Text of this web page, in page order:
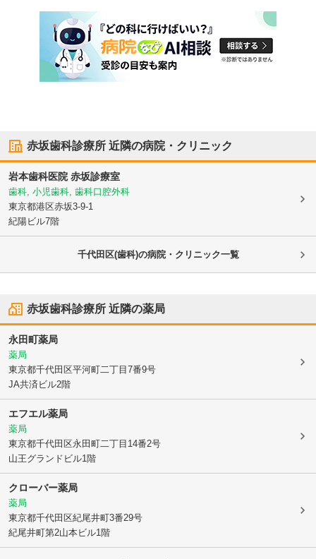
赤坂歯科診療所 近隣の病院・クリニック
岩本歯科医院 赤坂診療室
歯科, 小児歯科, 歯科口腔外科
東京都港区赤坂3-9-1
紀陽ビル7階
千代田区(歯科)の病院・クリニック一覧
赤坂歯科診療所 近隣の薬局
永田町薬局
薬局
東京都千代田区平河町二丁目7番9号
JA共済ビル2階
エフエル薬局
薬局
東京都千代田区永田町二丁目14番2号
山王グランドビル1階
クローバー薬局
薬局
東京都千代田区紀尾井町3番29号
紀尾井町第2山本ビル1階